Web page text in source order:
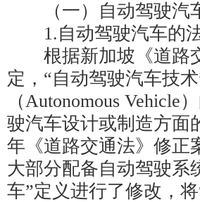
（一）自动驾驶汽
1.自动驾驶汽车的
根据新加坡《道路交
定，“自动驾驶汽车技
（Autonomous
驶汽车设计或制造方面
年《道路交通法》修正
大部分配备自动驾驶系
车”定义进行了修改，